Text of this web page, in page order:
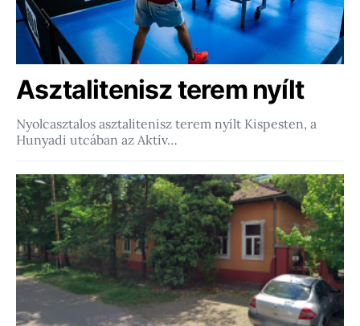
Asztalitenisz terem nyílt
Nyolcasztalos asztalitenisz terem nyílt Kispesten, a
Hunyadi utcában az Aktív…